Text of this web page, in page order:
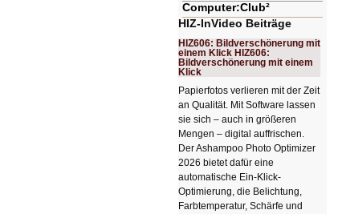
Computer:Club²
HIZ-InVideo Beiträge
HIZ606: Bildverschönerung mit
einem Klick HIZ606:
Bildverschönerung mit einem
Klick
Papierfotos verlieren mit der Zeit
an Qualität. Mit Software lassen
sie sich – auch in größeren
Mengen – digital auffrischen.
Der Ashampoo Photo Optimizer
2026 bietet dafür eine
automatische Ein-Klick-
Optimierung, die Belichtung,
Farbtemperatur, Schärfe und